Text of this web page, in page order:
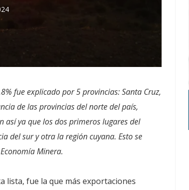
fue explicado por 5 provincias: Santa Cruz,
de las provincias del norte del país,
así ya que los dos primeros lugares del
del sur y otra la región cuyana. Esto se
Minera.
lista, fue la que más exportaciones